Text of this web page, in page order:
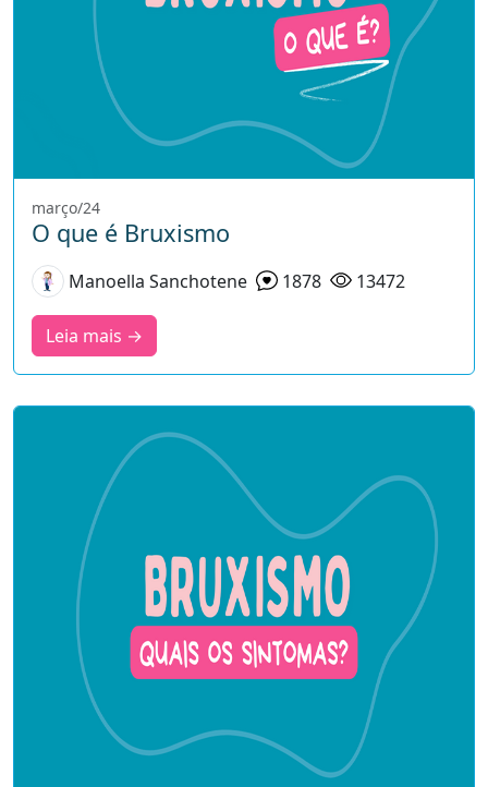
março/24
O que é Bruxismo
Manoella Sanchotene 1878 13472
Leia mais →